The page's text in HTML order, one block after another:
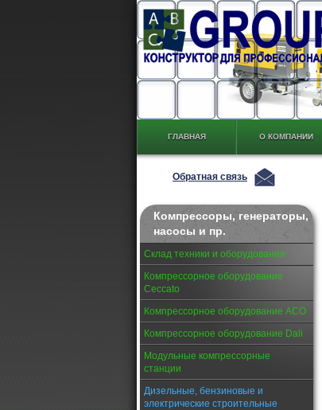
ГЛАВНАЯ О КОМПАНИИ
Обратная связь
Компрессоры, генераторы,
насосы и пр.
Склад техники и оборудования
Компрессорное оборудование
Ceccato
Компрессорное оборудование АСО
Компрессорное оборудование Dali
Модульные компрессорные
станции
Дизельные, бензиновые и
электрические строительные